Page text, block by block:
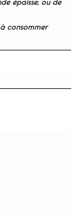
épaisse, ou de
consommer